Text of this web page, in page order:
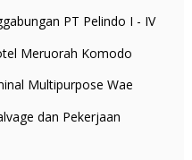
PT Pelindo I - IV
Meruorah Komodo
Multipurpose Wae
dan Pekerjaan